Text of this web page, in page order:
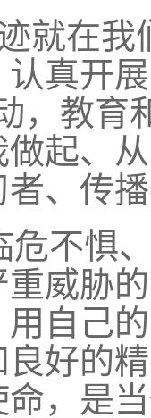
就在
真开
，教育
起、
、传
危不惧
威胁
自己
好的
，是